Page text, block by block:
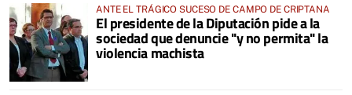
ANTE EL TRÁGICO SUCESO DE CAMPO DE CRIPTANA
El presidente de la Diputación pide a la
sociedad que denuncie "y no permita" la
violencia machista